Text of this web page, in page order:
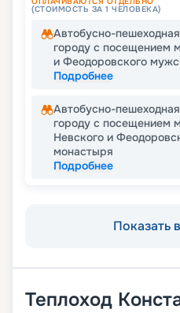
(СТОИМОСТЬ ЗА 1 ЧЕЛОВЕКА)
Автобусно-
городу с посещением
и Феодоровского
Подробнее
Автобусно-
городу с посещением
Невского и
монастыря
Подробнее
Показать
Теплоход